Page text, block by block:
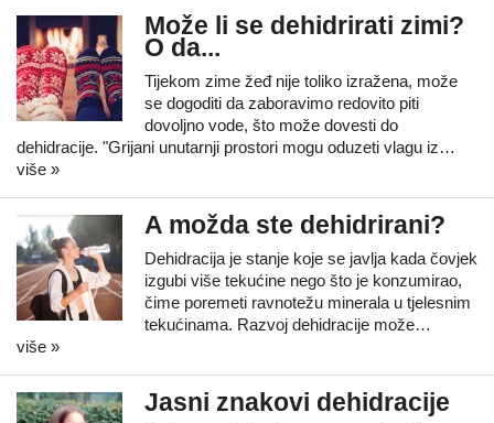
Može li se dehidrirati zimi?
O da...
Tijekom zime žeđ nije toliko izražena, može
se dogoditi da zaboravimo redovito piti
dovoljno vode, što može dovesti do
dehidracije. "Grijani unutarnji prostori mogu oduzeti vlagu iz…
više »
A možda ste dehidrirani?
Dehidracija je stanje koje se javlja kada čovjek
izgubi više tekućine nego što je konzumirao,
čime poremeti ravnotežu minerala u tjelesnim
tekućinama. Razvoj dehidracije može…
više »
Jasni znakovi dehidracije